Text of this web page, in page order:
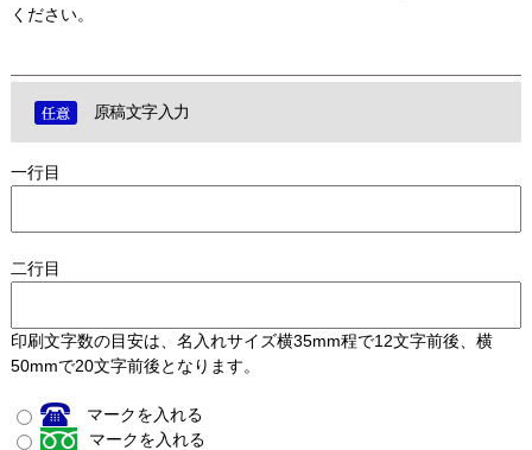
ください。
原稿文字入力
一行目
二行目
印刷文字数の目安は、名入れサイズ横35mm程で12文字前後、横
50mmで20文字前後となります。
マークを入れる
マークを入れる